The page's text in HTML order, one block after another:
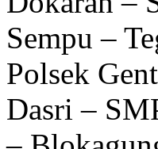
Sempu –
Polsek
Dasri –